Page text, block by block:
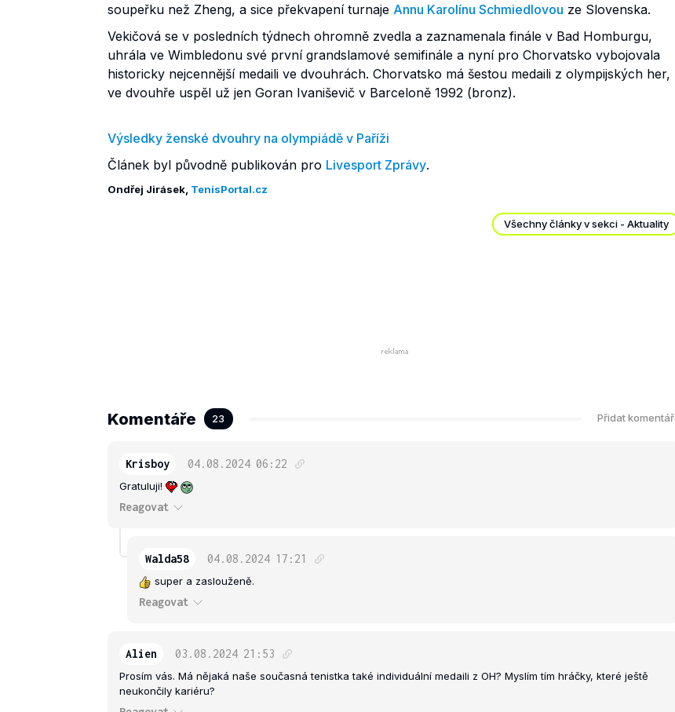
soupeřku než Zheng, a sice překvapení turnaje Annu Karolínu Schmiedlovou ze Slovenska.
Vekičová se v posledních týdnech ohromně zvedla a zaznamenala finále v Bad Homburgu,
uhrála ve Wimbledonu své první grandslamové semifinále a nyní pro Chorvatsko vybojovala
historicky nejcennější medaili ve dvouhrách. Chorvatsko má šestou medaili z olympijských her,
ve dvouhře uspěl už jen Goran Ivaniševič v Barceloně 1992 (bronz).
Výsledky ženské dvouhry na olympiádě v Paříži
Článek byl původně publikován pro Livesport Zprávy.
Ondřej Jirásek, TenisPortal.cz
Všechny články v sekci - Aktuality
Komentáře 23 Přidat komentář
Krisboy 04.08.2024 06:22
Gratuluji!
Reagovat
Walda58 04.08.2024 17:21
super a zaslouženě.
Reagovat
Alien 03.08.2024 21:53
Prosím vás. Má nějaká naše současná tenistka také individuální medaili z OH? Myslím tím hráčky, které ještě
neukončily kariéru?